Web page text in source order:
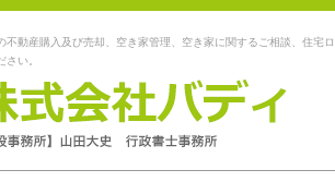
不動産購入及び売却、空き家管理、空き家に関するご相談、住宅
い。